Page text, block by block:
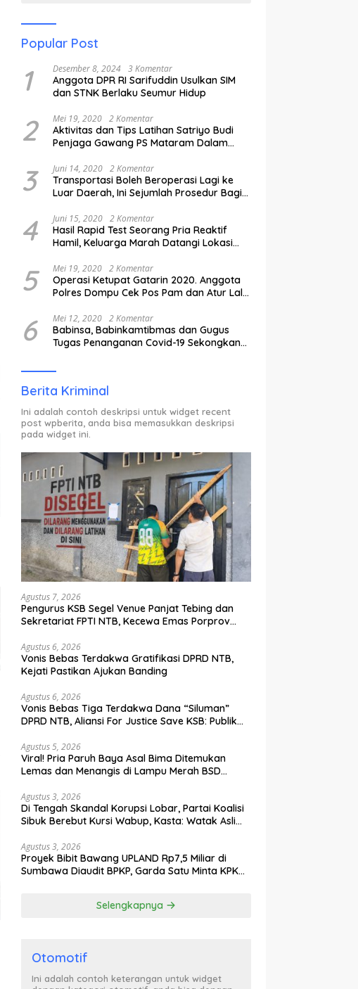
Popular Post
1 Desember 8, 2024 3 Komentar
Anggota DPR RI Sarifuddin Usulkan SIM
dan STNK Berlaku Seumur Hidup
2 Mei 19, 2020 2 Komentar
Aktivitas dan Tips Latihan Satriyo Budi
Penjaga Gawang PS Mataram Dalam
3 Juni 14, 2020 2 Komentar
Transportasi Boleh Beroperasi Lagi ke
Luar Daerah, Ini Sejumlah Prosedur Bagi
4 Juni 15, 2020 2 Komentar
Hasil Rapid Test Seorang Pria Reaktif
Hamil, Keluarga Marah Datangi Lokasi
5 Mei 19, 2020 2 Komentar
Operasi Ketupat Gatarin 2020. Anggota
Polres Dompu Cek Pos Pam dan Atur Lalu
6 Mei 12, 2020 2 Komentar
Babinsa, Babinkamtibmas dan Gugus
Tugas Penanganan Covid-19 Sekongkang
ODP.
Berita Kriminal
Ini adalah contoh deskripsi untuk widget recent
post wpberita, anda bisa memasukkan deskripsi
pada widget ini.
Agustus 7, 2026
Pengurus KSB Segel Venue Panjat Tebing dan
Sekretariat FPTI NTB, Kecewa Emas Porprov
Agustus 6, 2026
Vonis Bebas Terdakwa Gratifikasi DPRD NTB,
Kejati Pastikan Ajukan Banding
Agustus 6, 2026
Vonis Bebas Tiga Terdakwa Dana “Siluman”
DPRD NTB, Aliansi For Justice Save KSB: Publik
Agustus 5, 2026
Viral! Pria Paruh Baya Asal Bima Ditemukan
Lemas dan Menangis di Lampu Merah BSD
Agustus 3, 2026
Di Tengah Skandal Korupsi Lobar, Partai Koalisi
Sibuk Berebut Kursi Wabup, Kasta: Watak Asli
Agustus 3, 2026
Proyek Bibit Bawang UPLAND Rp7,5 Miliar di
Sumbawa Diaudit BPKP, Garda Satu Minta KPK
Selengkapnya
Otomotif
Ini adalah contoh keterangan untuk widget